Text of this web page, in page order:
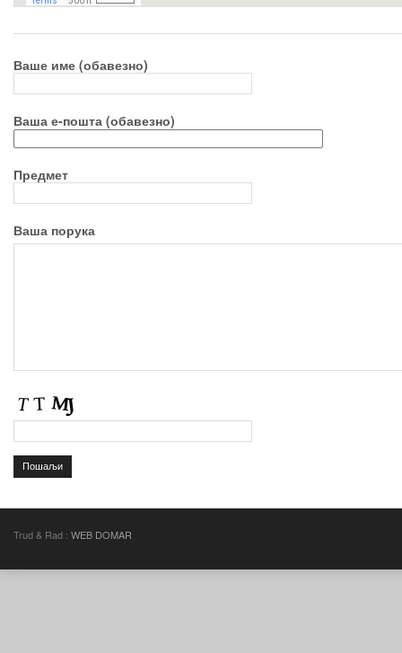
Ваше име (обавезно)
Ваша е-пошта (обавезно)
Предмет
Ваша порука
Trud & Rad : WEB DOMAR